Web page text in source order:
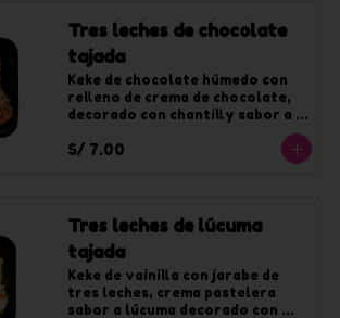
Tres leches de chocolate
tajada
Keke de chocolate húmedo con
relleno de crema de chocolate,
decorado con chantilly sabor a
S/ 7.00
Tres leches de lúcuma
tajada
Keke de vainilla con jarabe de
tres leches, crema pastelera
sabor a lúcuma decorado con